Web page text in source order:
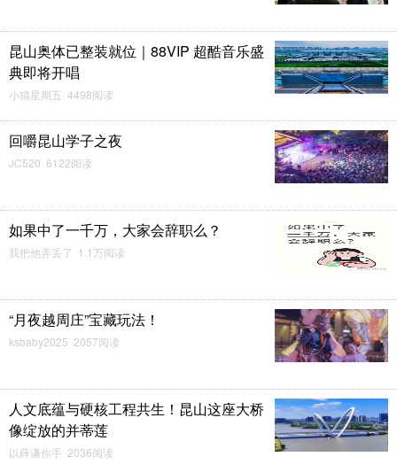
昆山奥体已整装就位｜88VIP 超酷音乐盛
典即将开唱
小猫星期五 4498阅读
回嚼昆山学子之夜
JC520 6122阅读
如果中了一千万，大家会辞职么？
我把他弄丢了 1.1万阅读
“月夜越周庄”宝藏玩法！
ksbaby2025 2057阅读
人文底蕴与硬核工程共生！昆山这座大桥
像绽放的并蒂莲
以薛谦你手 2036阅读